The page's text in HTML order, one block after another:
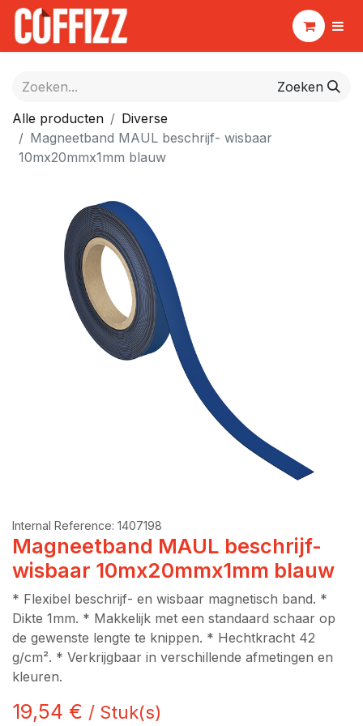
Zoeken
Alle producten
Diverse
Magneetband MAUL beschrijf- wisbaar
10mx20mmx1mm blauw
Internal Reference: 1407198
Magneetband MAUL beschrijf-
wisbaar 10mx20mmx1mm blauw
* Flexibel beschrijf- en wisbaar magnetisch band. *
Dikte 1mm. * Makkelijk met een standaard schaar op
de gewenste lengte te knippen. * Hechtkracht 42
g/cm². * Verkrijgbaar in verschillende afmetingen en
kleuren.
19,54 € / Stuk(s)